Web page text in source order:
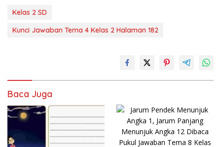
Kelas 2 SD
Kunci Jawaban Tema 4 Kelas 2 Halaman 182
Baca Juga